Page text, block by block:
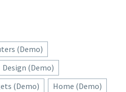
(Demo)
Design (Demo)
(Demo)
Home (Demo)